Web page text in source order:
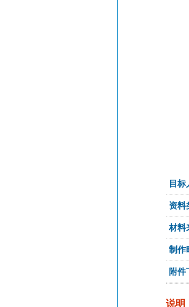
目标
资料
材料
制作
附件
说明